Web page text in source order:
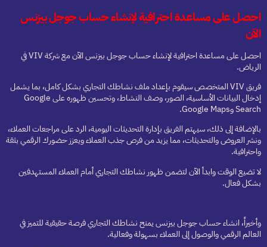
احصل على مساعدة احترافية لإنشاء حساب جوجل بيزنس
الآن
احصل على مساعدة احترافية لإنشاء حساب جوجل بيزنس الآن مع شركة VIV في
الرياض.
فريق VIV المتخصص سيقوم بإعداد ملف نشاطك التجاري بشكل كامل، بما يشمل
إدخال البيانات الأساسية، الصور، وصف النشاط، وتحسين ظهوره على Google
Search وGoogle Maps.
بالإضافة إلى ذلك، سيهتم الفريق بإدارة التحديثات اليومية، الرد على مراجعات العملاء،
ونشر العروض والتحديثات، مما يزيد من فرص جذب العملاء ويعزز حضورك الرقمي بثقة
واحترافية.
لا تضيع الوقت وابدأ الآن لتضمن ظهور نشاطك التجاري أمام العملاء المستهدفين
بشكل فعال.
وأخيراً، انشاء حساب جوجل بيزنس يمنح نشاطك التجاري فرصة حقيقية للتميز في
العالم الرقمي والوصول إلى العملاء بسهولة وفعالية.